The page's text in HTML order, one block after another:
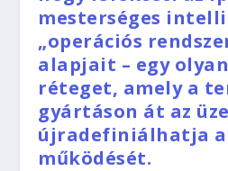
mesterséges
„operációs
alapjait – egy
réteget, amely a
gyártáson át az
újradefiniálhatja
működését.